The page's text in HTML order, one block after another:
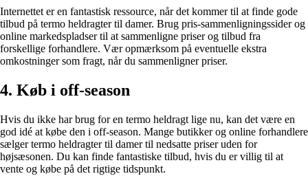
Internettet er en fantastisk ressource, når det kommer til at finde gode
tilbud på termo heldragter til damer. Brug pris-sammenligningssider og
online markedspladser til at sammenligne priser og tilbud fra
forskellige forhandlere. Vær opmærksom på eventuelle ekstra
omkostninger som fragt, når du sammenligner priser.
4. Køb i off-season
Hvis du ikke har brug for en termo heldragt lige nu, kan det være en
god idé at købe den i off-season. Mange butikker og online forhandlere
sælger termo heldragter til damer til nedsatte priser uden for
højsæsonen. Du kan finde fantastiske tilbud, hvis du er villig til at
vente og købe på det rigtige tidspunkt.